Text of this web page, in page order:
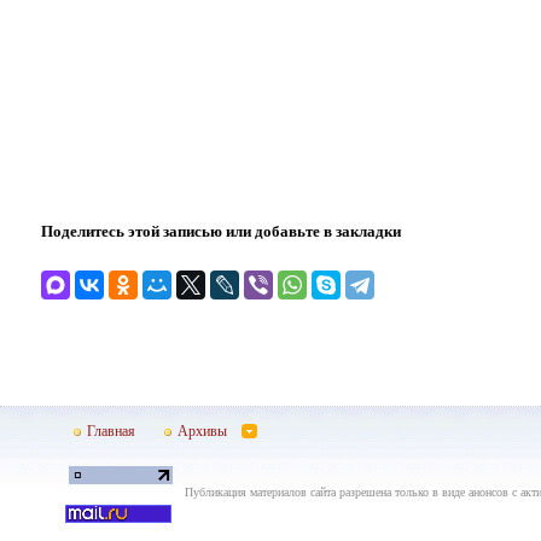
Поделитесь этой записью или добавьте в закладки
Главная Архивы
Публикация материалов сайта разрешена только в виде анонсов с